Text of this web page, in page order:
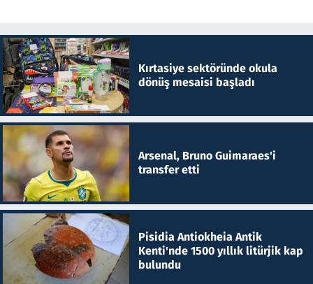
Kırtasiye sektöründe okula
dönüş mesaisi başladı
Arsenal, Bruno Guimaraes'i
transfer etti
Pisidia Antiokheia Antik
Kenti'nde 1500 yıllık litürjik kap
bulundu